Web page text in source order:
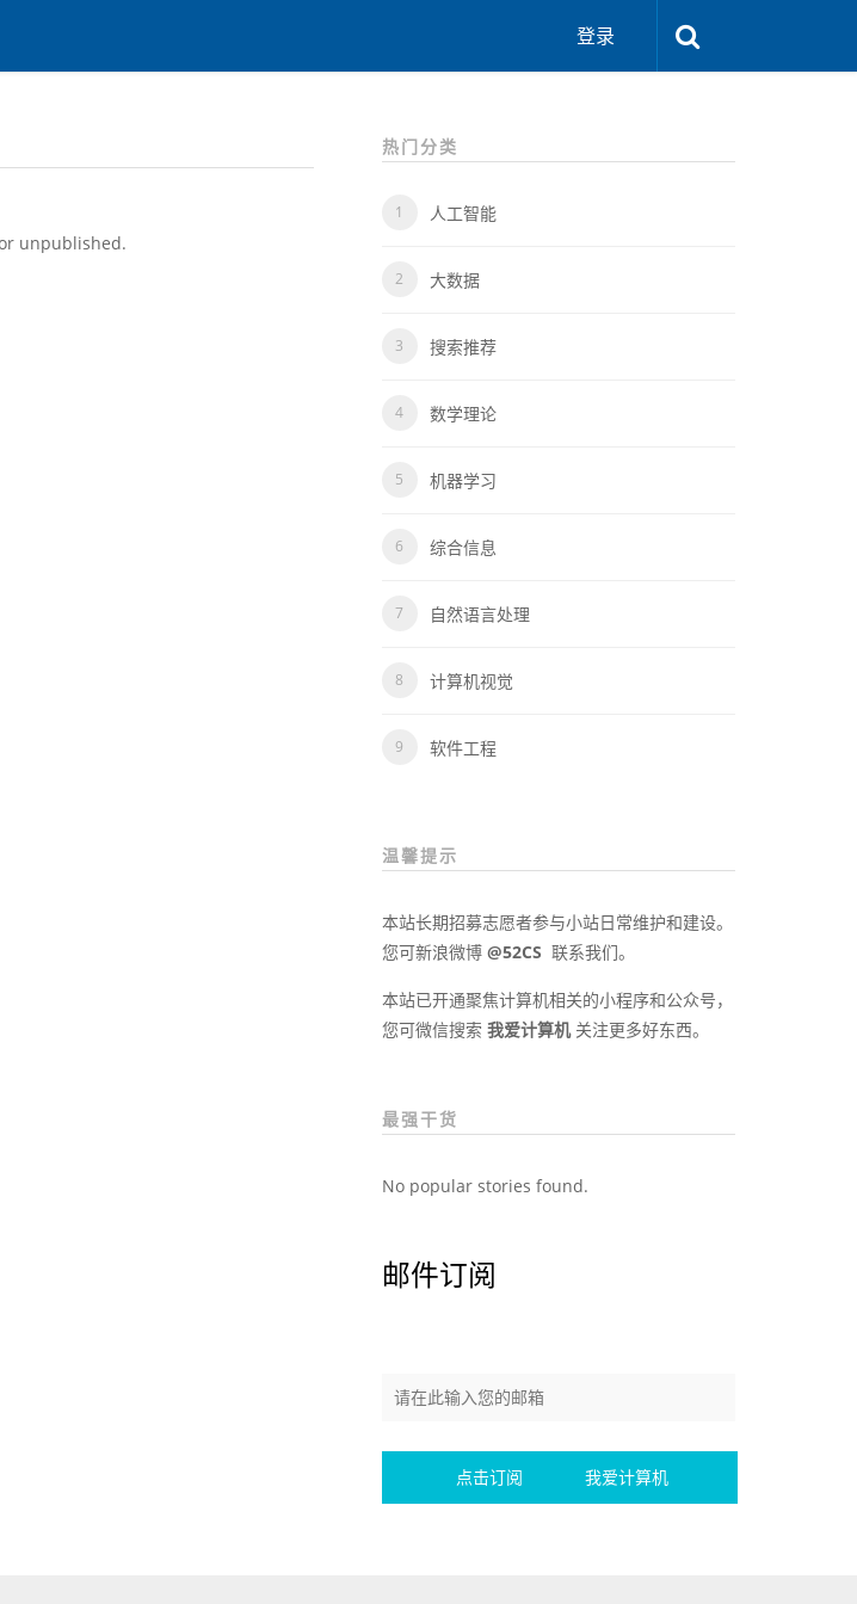
登录
unpublished.
热门分类
人工智能
大数据
搜索推荐
数学理论
机器学习
综合信息
自然语言处理
计算机视觉
软件工程
温馨提示
本站长期招募志愿者参与小站日常维护和建设。
您可新浪微博 @52CS 联系我们。
本站已开通聚焦计算机相关的小程序和公众号，
您可微信搜索 我爱计算机关注更多好东西。
最强干货
No popular stories found.
邮件订阅